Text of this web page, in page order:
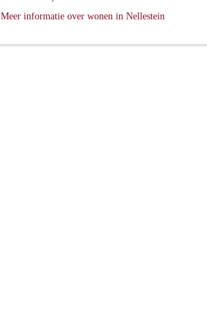
Meer informatie over wonen in Nellestein